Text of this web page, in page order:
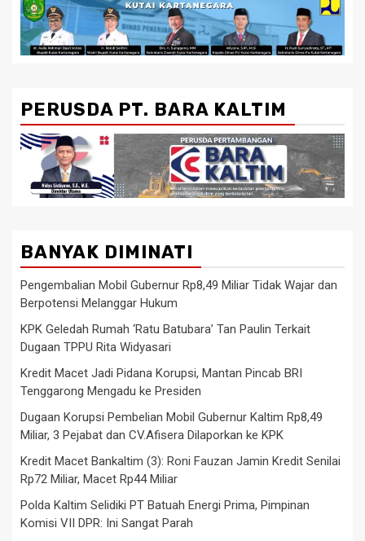
PERUSDA PT. BARA KALTIM
BANYAK DIMINATI
Pengembalian Mobil Gubernur Rp8,49 Miliar Tidak Wajar dan
Berpotensi Melanggar Hukum
KPK Geledah Rumah ‘Ratu Batubara’ Tan Paulin Terkait
Dugaan TPPU Rita Widyasari
Kredit Macet Jadi Pidana Korupsi, Mantan Pincab BRI
Tenggarong Mengadu ke Presiden
Dugaan Korupsi Pembelian Mobil Gubernur Kaltim Rp8,49
Miliar, 3 Pejabat dan CV.Afisera Dilaporkan ke KPK
Kredit Macet Bankaltim (3): Roni Fauzan Jamin Kredit Senilai
Rp72 Miliar, Macet Rp44 Miliar
Polda Kaltim Selidiki PT Batuah Energi Prima, Pimpinan
Komisi VII DPR: Ini Sangat Parah